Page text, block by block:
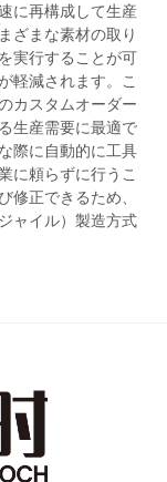
に再構成して生産
ざまな素材の取り
実行することが可
軽減されます。こ
カスタムオーダー
生産需要に最適で
際に自動的に工具
に頼らずに行うこ
修正できるため、
ャイル）製造方式